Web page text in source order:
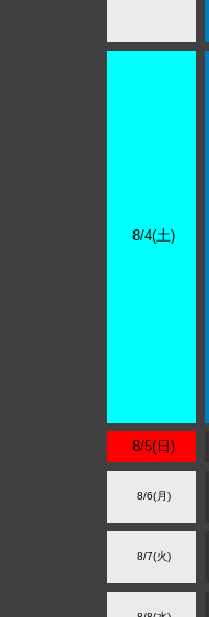
8/4(土)
8/5(日)
8/6(月)
8/7(火)